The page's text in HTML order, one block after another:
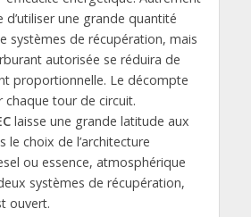
une grande quantité
systèmes de récupération, mais
autorisée se réduira de
proportionnelle. Le décompte
tour de circuit.
laisse une grande latitude aux
le choix de l’architecture
ou essence, atmosphérique
systèmes de récupération,
ouvert.